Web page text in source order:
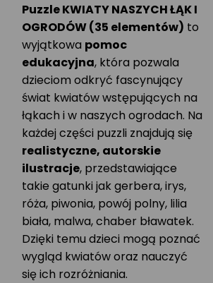
Puzzle KWIATY NASZYCH ŁĄK I
OGRODÓW (35 elementów) to
wyjątkowa pomoc
edukacyjna, która pozwala
dzieciom odkryć fascynujący
świat kwiatów wstępujących na
łąkach i w naszych ogrodach. Na
każdej części puzzli znajdują się
realistyczne, autorskie
ilustracje, przedstawiające
takie gatunki jak gerbera, irys,
róża, piwonia, powój polny, lilia
biała, malwa, chaber bławatek.
Dzięki temu dzieci mogą poznać
wygląd kwiatów oraz nauczyć
się ich rozróżniania.